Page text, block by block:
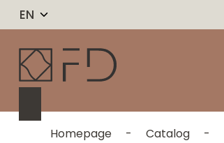
EN
Homepage - Catalog -